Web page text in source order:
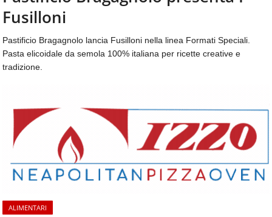
aggiornamenti
quotidiani
temi
come
ospitalità,
&
beverage,
catering
e
quotidiani
mondo
dell'alimentazione,
CONTATTI
Fusilloni
Pastificio Bragagnolo lancia Fusilloni nella linea Formati Speciali.
Pasta elicoidale da semola 100% italiana per ricette creative e
tradizione.
ALIMENTARI